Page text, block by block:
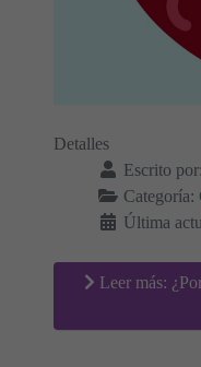
Detalles
Escrito por:
Categoría:
Última
Leer más: